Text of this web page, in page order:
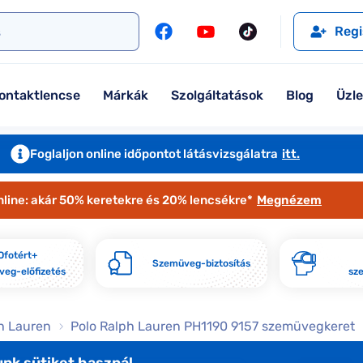
Márkák Szolgáltatások Blog
Jimmy Choo
További márkáink megtekintése
Komplett 20% minden
Szemüveglencsék
Kontaktlencse
Foglaljon online időpontot látásvizsgálatra itt.
akár 50% keretekre és 20% lencsékre* Megnézem
előfizetés
Szemüveg-biztosítás
Lauren Polo Ralph Lauren PH1190 9157 szemüvegkeret